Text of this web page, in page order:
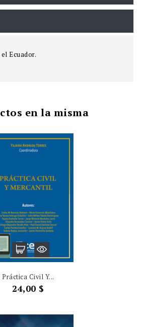
Ecuador.
en la misma
Práctica Civil Y...
Precio
24,00 $